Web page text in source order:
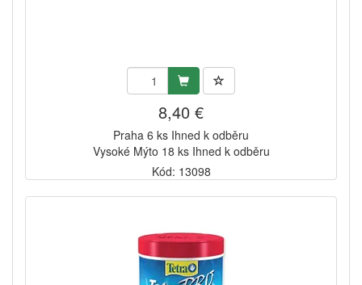
8,40 €
Praha 6 ks Ihned k odběru
Vysoké Mýto 18 ks Ihned k odběru
Kód: 13098